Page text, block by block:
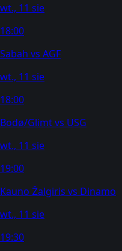
wt., 11 sie
18:00
Sabah vs AGF
wt., 11 sie
18:00
Bodø/Glimtvs USG
wt., 11 sie
19:00
Kauno Žalgiris vs Dinamo
wt., 11 sie
19:30